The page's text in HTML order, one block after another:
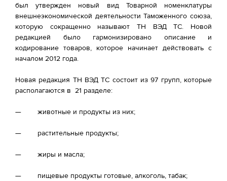
был утвержден новый вид Товарной номенклатуры
внешнеэкономической деятельности Таможенного союза,
которую сокращенно называют ТН ВЭД ТС. Новой
редакцией было гармонизировано описание и
кодирование товаров, которое начинает действовать с
началом 2012 года.
Новая редакция ТН ВЭД ТС состоит из 97 групп, которые
располагаются в 21 разделе:
— животные и продукты из них;
— растительные продукты;
— жиры и масла;
— пищевые продукты готовые, алкоголь, табак;